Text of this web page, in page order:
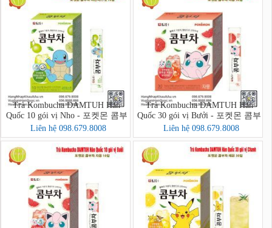
Trà Kombucha DAMTUH Hàn
Quốc 10 gói vị Nho - 포켓몬 콤부
차 샤인머스캣 10입
Liên hệ 098.679.8008
Trà Kombucha DAMTUH Hàn
Quốc 30 gói vị Bưởi - 포켓몬 콤부
차 자몽 30입
Liên hệ 098.679.8008